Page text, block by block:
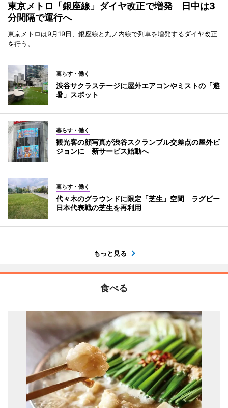
東京メトロ「銀座線」ダイヤ改正で増発 日中は3
分間隔で運行へ
東京メトロは9月19日、銀座線と丸ノ内線で列車を増発するダイヤ改正
を行う。
暮らす・働く
渋谷サクラステージに屋外エアコンやミストの「避
暑」スポット
暮らす・働く
観光客の顔写真が渋谷スクランブル交差点の屋外ビ
ジョンに 新サービス始動へ
暮らす・働く
代々木のグラウンドに限定「芝生」空間 ラグビー
日本代表戦の芝生を再利用
もっと見る
食べる